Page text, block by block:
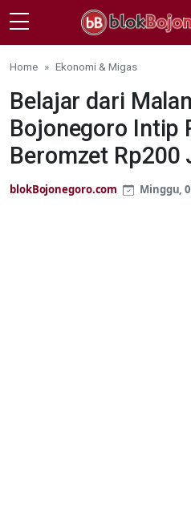
Skip to main content
Home Ekonomi & Migas
Belajar dari
Bojonegoro Intip
Beromzet Rp200
blokBojonegoro.com Minggu,